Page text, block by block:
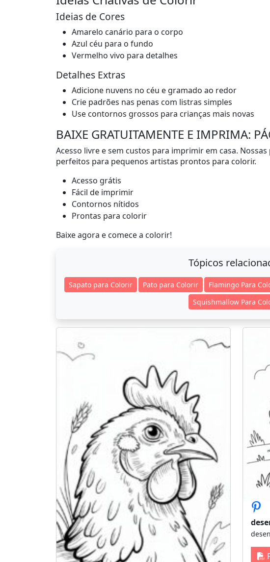
Ideias de Cores
Amarelo canário para o corpo
Azul céu para o fundo
Vermelho vivo para detalhes
Detalhes Extras
Adicione nuvens no céu e gramado ao redor
Crie padrões nas penas com listras simples
Use contornos grossos para crianças mais novas
BAIXE GRATUITAMENTE E IMPRIMA:
Acesso livre e sem custos para imprimir em casa.
perfeitos para pequenos artistas prontos para colorir.
Acesso grátis
Fácil de imprimir
Contornos nítidos
Prontas para colorir
Baixe agora e comece a colorir!
Tópicos
Sapato para Colorir Pato para Colorir Flamingo Para
Squishmallow Para